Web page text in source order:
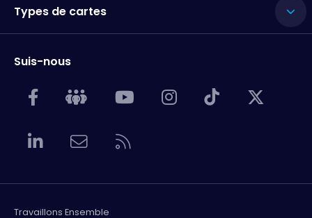
Types de cartes
Suis-nous
Travaillons Ensemble